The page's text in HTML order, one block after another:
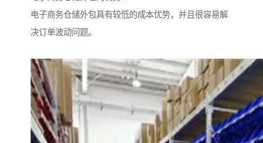
电子商务仓储外包具有较低的成本优势，并且很容易解
决订单波动问题。